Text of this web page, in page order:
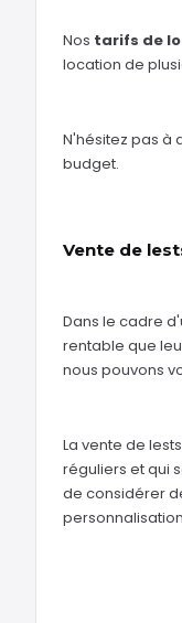
Nos tarifs de
location de
N'hésitez pas à
budget.
Vente de
Dans le cadre
rentable que
nous pouvons
La vente de
réguliers et qui
de considérer